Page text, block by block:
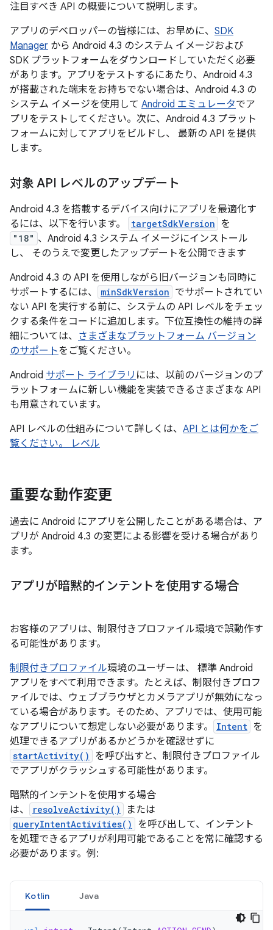
注目すべき API の概要について説明します。
アプリのデベロッパーの皆様には、お早めに、 SDK
Manager から Android 4.3 のシステム イメージおよび
SDK プラットフォームをダウンロードしていただく必要
があります。アプリをテストするにあたり、Android 4.3
が搭載された端末をお持ちでない場合は、Android 4.3 の
システム イメージを使用して Android エミュレータでア
プリをテストしてください。次に、Android 4.3 プラット
フォームに対してアプリをビルドし、 最新の API を提供
します。
対象 API レベルのアップデート
Android 4.3 を搭載するデバイス向けにアプリを最適化す
るには、以下を行います。
targetSdkVersion を
"18" 、Android 4.3 システム イメージにインストール
し、 そのうえで変更したアップデートを公開できます
Android 4.3 の API を使用しながら旧バージョンも同時に
サポートするには、
minSdkVersion でサポートされてい
ない API を実行する前に、システムの API レベルをチェッ
クする条件をコードに追加します。下位互換性の維持の詳
細については、 さまざまなプラットフォーム バージョン
のサポートをご覧ください。
Android サポート ライブラリ には、以前のバージョンのプ
ラットフォームに新しい機能を実装できるさまざまな API
も用意されています。
API レベルの仕組みについて詳しくは、 API とは何かをご
覧ください。 レベル
重要な動作変更
過去に Android にアプリを公開したことがある場合は、ア
プリが Android 4.3 の変更による影響を受ける場合があり
ます。
アプリが暗黙的インテントを使用する場合
お客様のアプリは、制限付きプロファイル環境で誤動作す
る可能性があります。
制限付きプロファイル環境のユーザーは、 標準 Android
アプリをすべて利用できます。たとえば、制限付きプロフ
ァイルでは、ウェブブラウザとカメラアプリが無効になっ
ている場合があります。そのため、アプリでは、使用可能
なアプリについて想定しない必要があります。
Intent を
処理できるアプリがあるかどうかを確認せずに
startActivity()
を呼び出すと、制限付きプロファイル
でアプリがクラッシュする可能性があります。
暗黙的インテントを使用する場合
は、
resolveActivity() または
queryIntentActivities()
を呼び出して、インテント
を処理できるアプリが利用可能であることを常に確認する
必要があります。例:
Kotlin Java